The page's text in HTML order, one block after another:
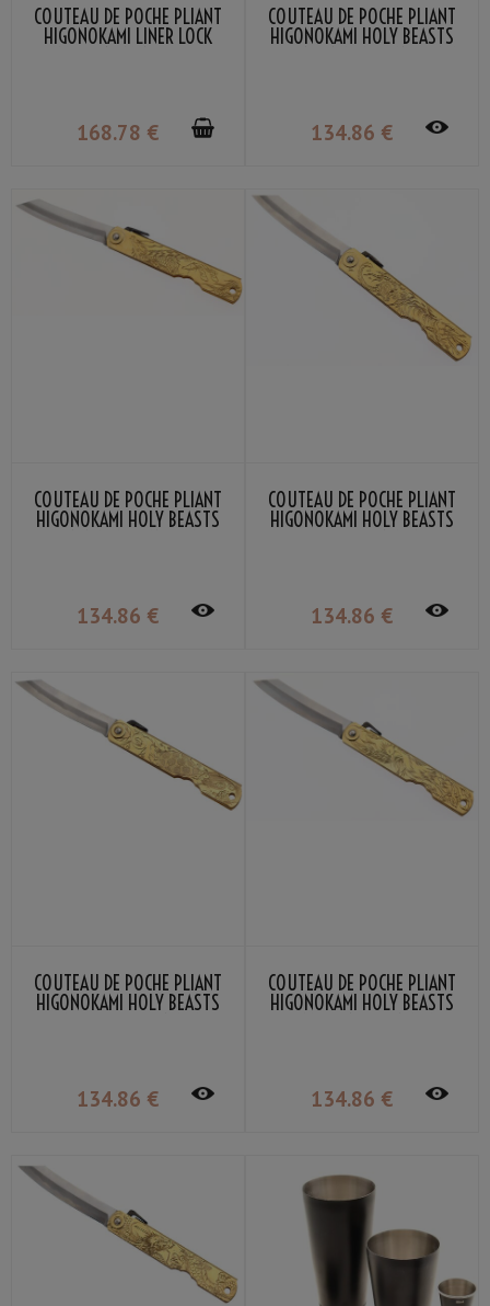
COUTEAU DE POCHE PLIANT
HIGONOKAMI LINER LOCK
168.78 €
COUTEAU DE POCHE PLIANT
HIGONOKAMI HOLY BEASTS
134.86 €
COUTEAU DE POCHE PLIANT
HIGONOKAMI HOLY BEASTS
134.86 €
COUTEAU DE POCHE PLIANT
HIGONOKAMI HOLY BEASTS
134.86 €
COUTEAU DE POCHE PLIANT
HIGONOKAMI HOLY BEASTS
134.86 €
COUTEAU DE POCHE PLIANT
HIGONOKAMI HOLY BEASTS
134.86 €